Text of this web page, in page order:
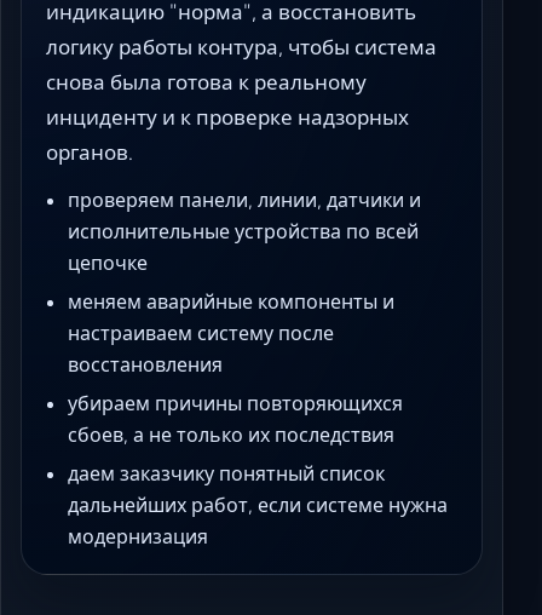
индикацию "норма", а восстановить
логику работы контура, чтобы система
снова была готова к реальному
инциденту и к проверке надзорных
органов.
проверяем панели, линии, датчики и
исполнительные устройства по всей
цепочке
меняем аварийные компоненты и
настраиваем систему после
восстановления
убираем причины повторяющихся
сбоев, а не только их последствия
даем заказчику понятный список
дальнейших работ, если системе нужна
модернизация